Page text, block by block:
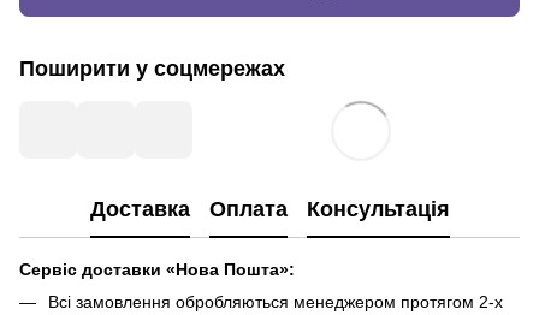
Поширити у соцмережах
Доставка Оплата Консультація
Сервіс доставки «Нова Пошта»:
Всі замовлення обробляються менеджером протягом 2-х